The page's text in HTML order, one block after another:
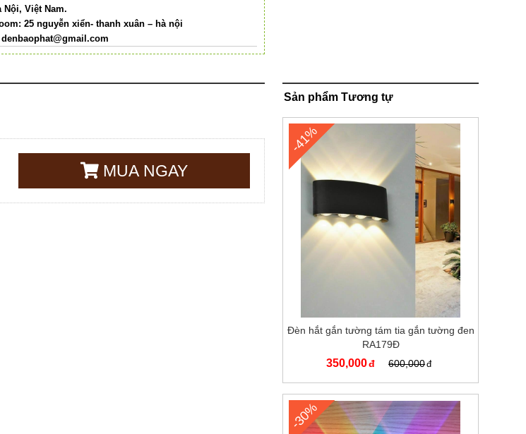
Nội, Việt Nam.
25 nguyễn xiển- thanh xuân – hà nội
denbaophat@gmail.com
MUA NGAY
Sản phẩm Tương tự
-41%
Đèn hắt gắn tường tám tia gắn tường đen
RA179Đ
350,000 600,000
-30%